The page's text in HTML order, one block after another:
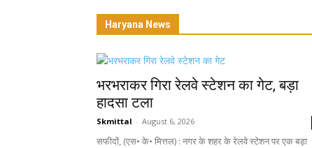
Haryana News
भरभराकर गिरा रेलवे स्टेशन का गेट, बड़ा
हादसा टला
Skmittal - August 6, 2026
सफीदों, (एस• के• मित्तल) : नगर के शहर के रेलवे स्टेशन पर एक बड़ा